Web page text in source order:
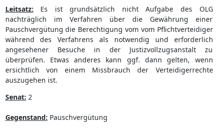
Leitsatz: Es ist grundsätzlich nicht Aufgabe des OLG
nachträglich im Verfahren über die Gewährung einer
Pauschvergütung die Berechtigung vom vom Pflichtverteidiger
während des Verfahrens als notwendig und erforderlich
angesehener Besuche in der Justizvollzugsanstalt zu
überprüfen. Etwas anderes kann ggf. dann gelten, wenn
ersichtlich von einem Missbrauch der Verteidigerrechte
auszugehen ist.
Senat: 2
Gegenstand: Pauschvergütung